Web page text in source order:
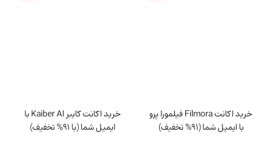
خرید اکانت Filmora فیلمورا پرو
با ایمیل شما (91% تخفیف)
خرید اکانت کایبر Kaiber AI با
ایمیل شما (با 91% تخفیف)